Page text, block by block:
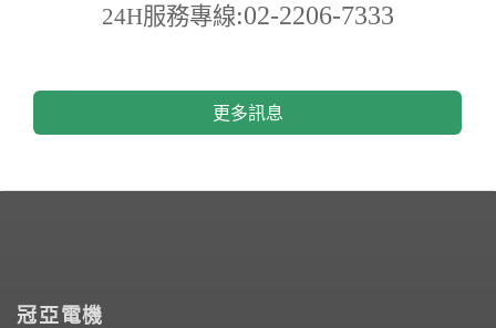
24H服務專線:02-2206-7333
更多訊息
冠亞電機